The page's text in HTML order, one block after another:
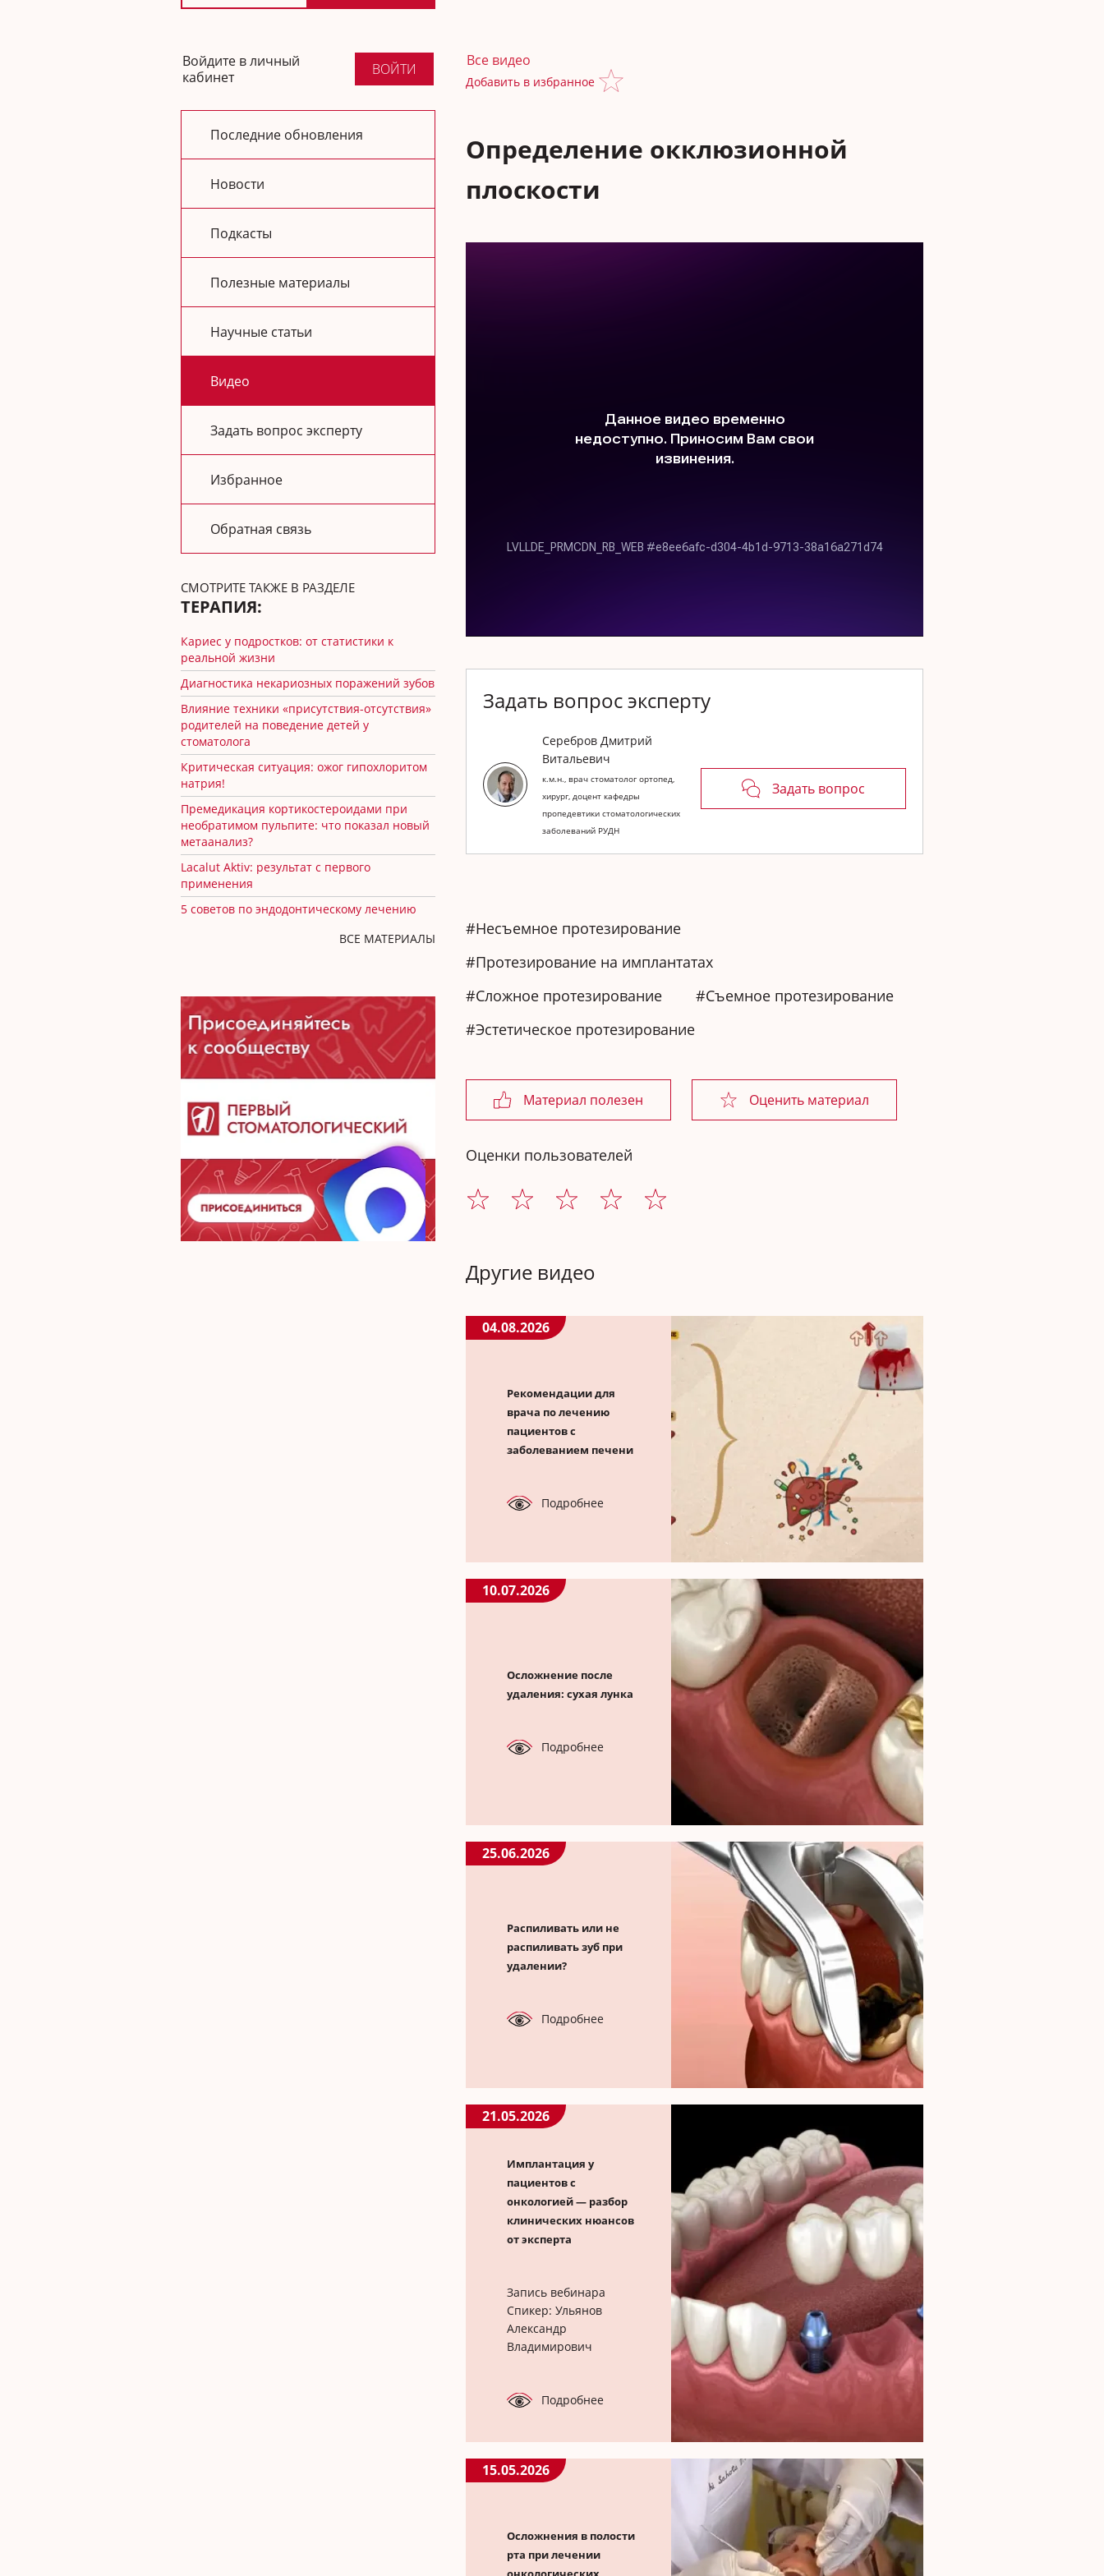
Войдите в личный
кабинет
ВОЙТИ
Последние обновления
Новости
Подкасты
Полезные материалы
Научные статьи
Видео
Задать вопрос эксперту
Избранное
Обратная связь
СМОТРИТЕ ТАКЖЕ В РАЗДЕЛЕ
ТЕРАПИЯ:
Кариес у подростков: от статистики к
реальной жизни
Диагностика некариозных поражений зубов
Влияние техники «присутствия-отсутствия»
родителей на поведение детей у
стоматолога
Критическая ситуация: ожог гипохлоритом
натрия!
Премедикация кортикостероидами при
необратимом пульпите: что показал новый
метаанализ?
Lacalut Aktiv: результат с первого
применения
5 советов по эндодонтическому лечению
ВСЕ МАТЕРИАЛЫ
Все видео
Добавить в избранное
Определение окклюзионной
плоскости
Задать вопрос эксперту
Серебров Дмитрий
Витальевич
к.м.н., врач стоматолог ортопед,
хирург, доцент кафедры
пропедевтики стоматологических
заболеваний РУДН
Задать вопрос
#Несъемное протезирование
#Протезирование на имплантатах
#Сложное протезирование
#Съемное протезирование
#Эстетическое протезирование
Материал полезен Оценить материал
Оценки пользователей
Другие видео
04.08.2026
Рекомендации для
врача по лечению
пациентов с
заболеванием печени
Подробнее
10.07.2026
Осложнение после
удаления: сухая лунка
Подробнее
25.06.2026
Распиливать или не
распиливать зуб при
удалении?
Подробнее
21.05.2026
Имплантация у
пациентов с
онкологией — разбор
клинических нюансов
от эксперта
Запись вебинара
Спикер: Ульянов
Александр
Владимирович
Подробнее
15.05.2026
Осложнения в полости
рта при лечении